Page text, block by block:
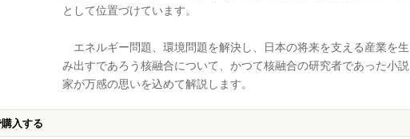
として位置づけています。
エネルギー問題、環境問題を解決し、日本の将来を支える産業を生
み出すであろう核融合について、かつて核融合の研究者であった小説
家が万感の思いを込めて解説します。
入する